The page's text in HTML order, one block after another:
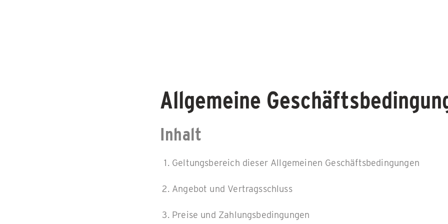
Allgemeine
Inhalt
Geltungsbereich dieser Allgemeinen Geschäftsbedingungen
Angebot und Vertragsschluss
Preise und Zahlungsbedingungen